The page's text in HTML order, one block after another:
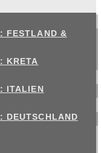
FESTLAND &
KRETA
ITALIEN
DEUTSCHLAND